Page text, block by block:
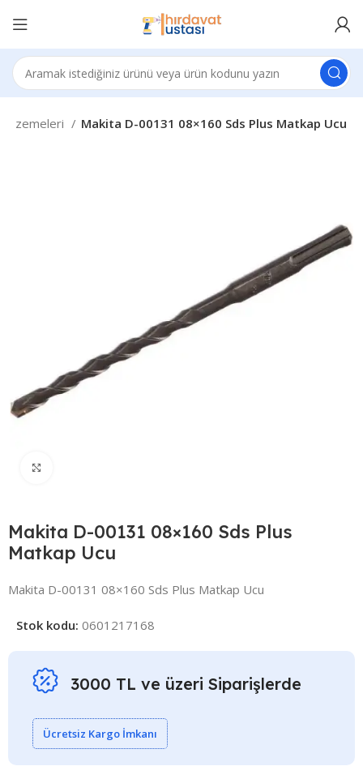
Makita D-00131 08×160 Sds Plus Matkap Ucu
Makita D-00131 08×160 Sds Plus
Matkap Ucu
Makita D-00131 08×160 Sds Plus Matkap Ucu
Stok kodu:0601217168
3000 TL ve üzeri Siparişlerde
Ücretsiz Kargo İmkanı